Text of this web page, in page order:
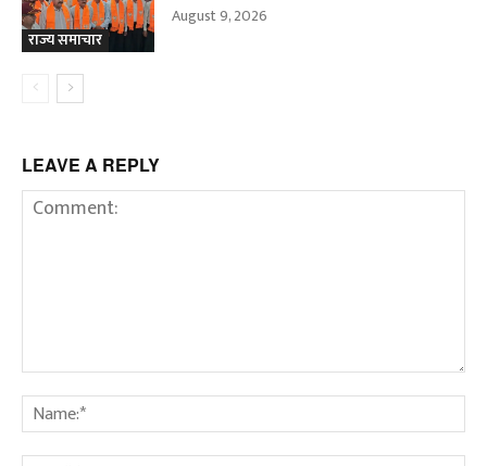
राज्य समाचार
August 9, 2026
LEAVE A REPLY
Comment: